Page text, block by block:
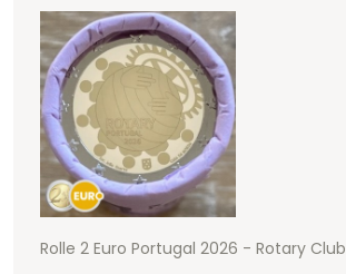
Rolle 2 Euro Portugal 2026 - Rotary Club